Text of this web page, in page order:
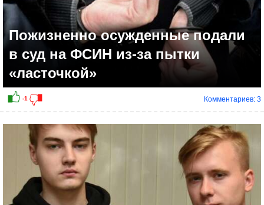
+9
Пожизненно осужденные подали
в суд на ФСИН из-за пытки
«ласточкой»
Комментариев: 3